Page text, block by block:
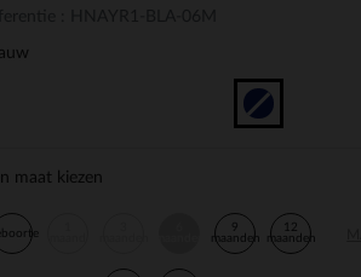
maat kiezen
9
maanden
12
maanden